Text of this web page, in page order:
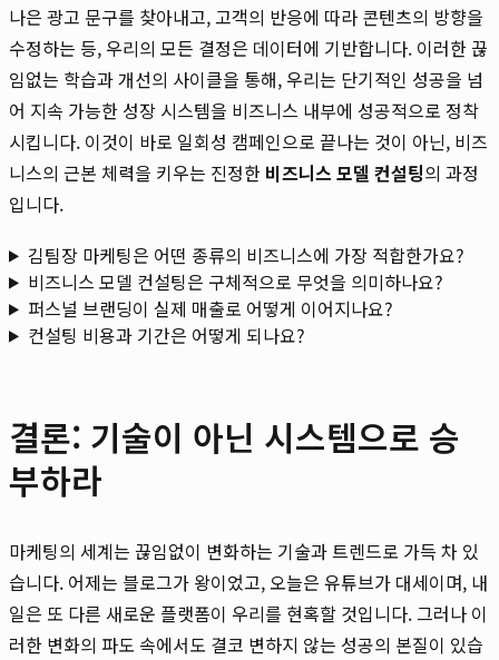
나은 광고 문구를 찾아내고, 고객의 반응에 따라 콘텐츠의 방향을
수정하는 등, 우리의 모든 결정은 데이터에 기반합니다. 이러한 끊
임없는 학습과 개선의 사이클을 통해, 우리는 단기적인 성공을 넘
어 지속 가능한 성장 시스템을 비즈니스 내부에 성공적으로 정착
시킵니다. 이것이 바로 일회성 캠페인으로 끝나는 것이 아닌, 비즈
니스의 근본 체력을 키우는 진정한 비즈니스 모델 컨설팅의 과정
입니다.
김팀장 마케팅은 어떤 종류의 비즈니스에 가장 적합한가요?
비즈니스 모델 컨설팅은 구체적으로 무엇을 의미하나요?
퍼스널 브랜딩이 실제 매출로 어떻게 이어지나요?
컨설팅 비용과 기간은 어떻게 되나요?
결론: 기술이 아닌 시스템으로 승
부하라
마케팅의 세계는 끊임없이 변화하는 기술과 트렌드로 가득 차 있
습니다. 어제는 블로그가 왕이었고, 오늘은 유튜브가 대세이며, 내
일은 또 다른 새로운 플랫폼이 우리를 현혹할 것입니다. 그러나 이
러한 변화의 파도 속에서도 결코 변하지 않는 성공의 본질이 있습